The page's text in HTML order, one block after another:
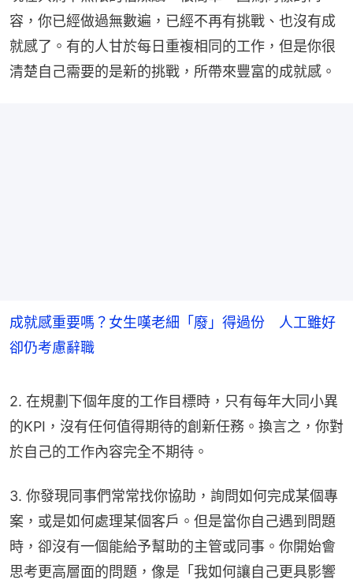
容，你已經做過無數遍，已經不再有挑戰、也沒有成
就感了。有的人甘於每日重複相同的工作，但是你很
清楚自己需要的是新的挑戰，所帶來豐富的成就感。
成就感重要嗎？女生嘆老細「廢」得過份 人工雖好
卻仍考慮辭職
2. 在規劃下個年度的工作目標時，只有每年大同小異
的KPI，沒有任何值得期待的創新任務。換言之，你對
於自己的工作內容完全不期待。
3. 你發現同事們常常找你協助，詢問如何完成某個專
案，或是如何處理某個客戶。但是當你自己遇到問題
時，卻沒有一個能給予幫助的主管或同事。你開始會
思考更高層面的問題，像是「我如何讓自己更具影響